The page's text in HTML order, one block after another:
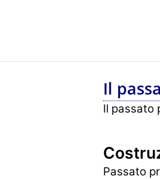
Il
Il passato
Passato